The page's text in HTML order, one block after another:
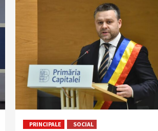
PRINCIPALE SOCIAL